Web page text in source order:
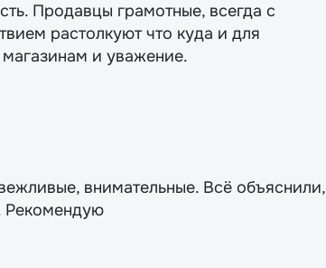
Продавцы грамотные, всегда с
растолкуют что куда и для
и уважение.
внимательные. Всё объяснили,
Рекомендую